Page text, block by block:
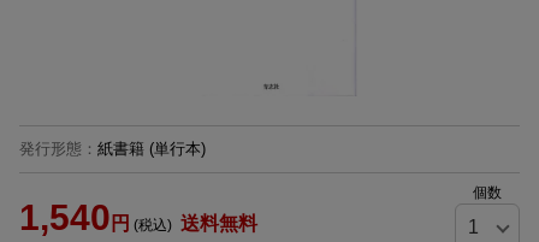
発行形態 ： 紙書籍 (単行本)
1,540 円 (税込) 送料無料
個数